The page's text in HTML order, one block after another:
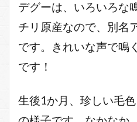
デグーは、いろいろな
チリ原産なので、別名
です。きれいな声で鳴
です！
生後1か月、珍しい毛